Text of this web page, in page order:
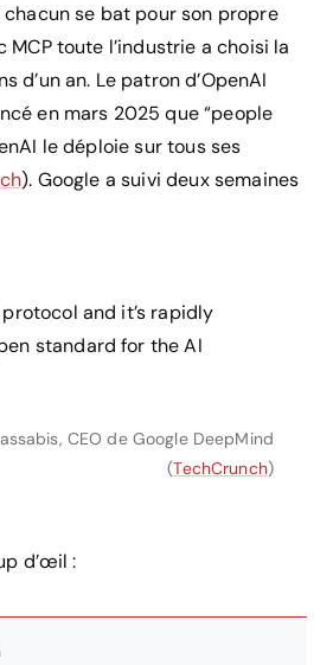
se bat pour son propre
MCP toute l’industrie a choisi la
d’un an. Le patron d’OpenAI
en mars 2025 que “people
le déploie sur tous ses
). Google a suivi deux semaines
protocol and it’s rapidly
standard for the AI
CEO de Google DeepMind
(TechCrunch)
d’œil :